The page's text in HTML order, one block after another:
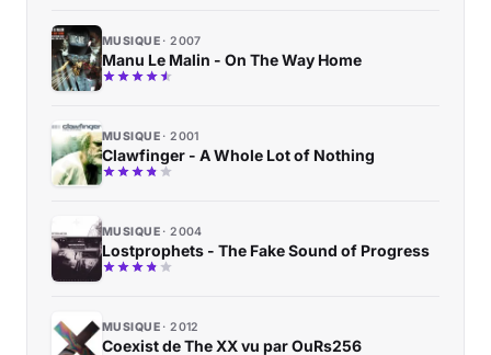
MUSIQUE 2007
Manu Le Malin - On The Way Home
MUSIQUE 2001
Clawfinger - A Whole Lot of Nothing
MUSIQUE 2004
Lostprophets - The Fake Sound of Progress
MUSIQUE 2012
Coexist de The XX vu par OuRs256